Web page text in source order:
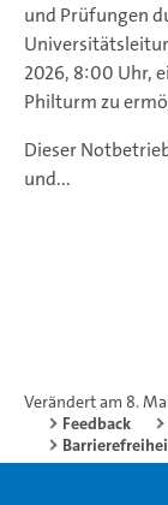
und Prüfungen
2026, 8:00 Uhr,
Philturm zu
Dieser
und...
Verändert am 8.
Feedback